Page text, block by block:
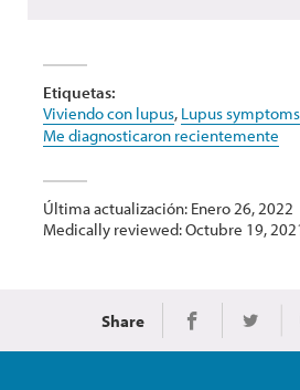
Etiquetas:
Viviendo con lupus, Lupus symptoms
Me diagnosticaron recientemente
Última actualización: Enero 26, 2022
Medically reviewed: Octubre 19,
Share Share onShare